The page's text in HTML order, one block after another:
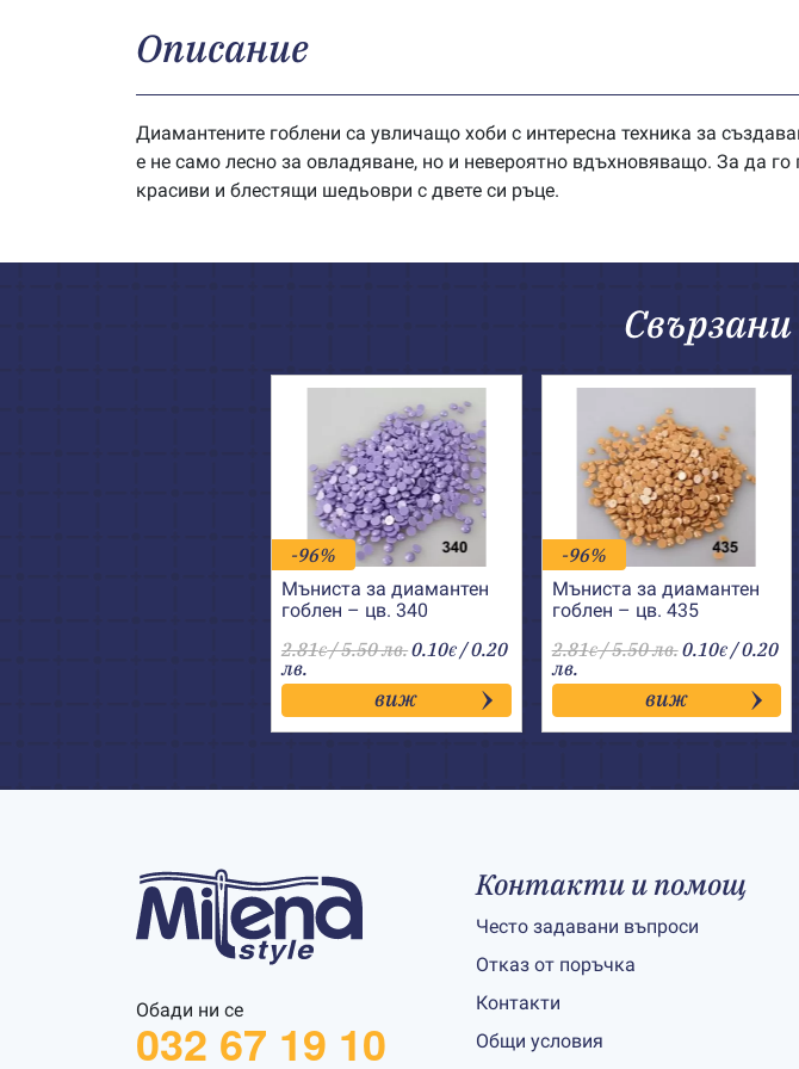
Описание
Диамантените гоблени са увличащо хоби с интересна техника за
е не само лесно за овладяване, но и невероятно вдъхновяващо. За да
красиви и блестящи шедьоври с двете си ръце.
-96%
Мъниста за диамантен
гоблен – цв. 340
2.81€/ 5.50 лв.0.10€ / 0.20
лв.
виж
-96%
Мъниста за диамантен
гоблен – цв. 435
2.81€/ 5.50 лв.0.10€/ 0.20
лв.
виж
Обади ни се
032 67 19 10
Контакти и помощ
Често задавани въпроси
Отказ от поръчка
Контакти
Общи условия